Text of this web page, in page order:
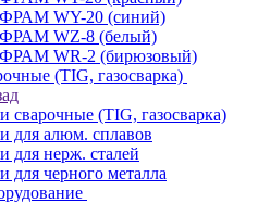
WY-20 (синий)
WZ-8 (белый)
WR-2 (бирюзовый)
(TIG, газосварка)
сварочные (TIG, газосварка)
для алюм. сплавов
для нерж. сталей
для черного металла